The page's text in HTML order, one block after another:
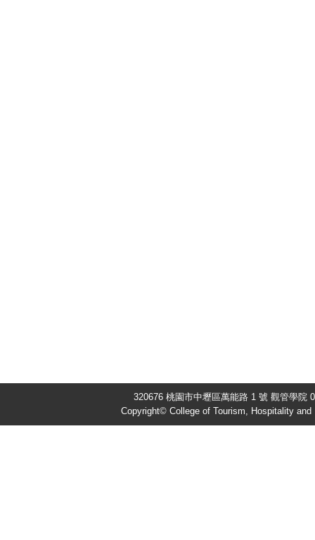
320676 桃園市中壢區萬能路 1 號 觀管學院
Copyright© College of Tourism, Hospitality